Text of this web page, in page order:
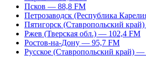
Псков — 88,8 FM
Петрозаводск (Республика
Пятигорск (Ставропольский
Ржев (Тверская обл.) — 102,4 FM
Ростов-на-Дону — 95,7 FM
Русское (Ставропольский край)